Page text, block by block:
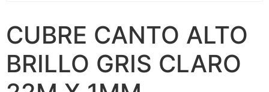
CUBRE CANTO ALTO
BRILLO GRIS CLARO